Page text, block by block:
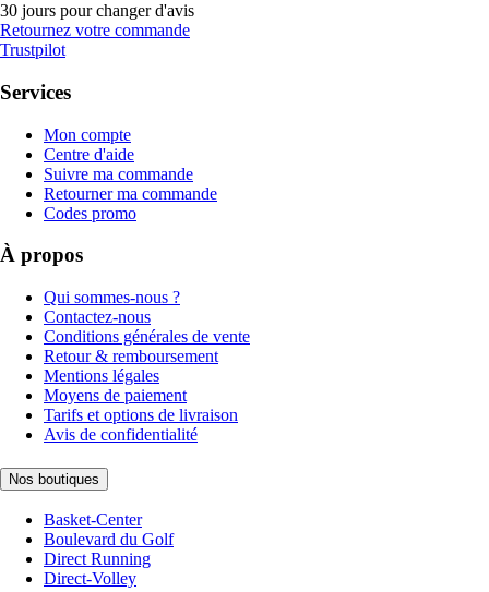
30 jours pour changer d'avis
Retournez votre commande
Trustpilot
Services
Mon compte
Centre d'aide
Suivre ma commande
Retourner ma commande
Codes promo
À propos
Qui sommes-nous ?
Contactez-nous
Conditions générales de vente
Retour & remboursement
Mentions légales
Moyens de paiement
Tarifs et options de livraison
Avis de confidentialité
Nos boutiques
Basket-Center
Boulevard du Golf
Direct Running
Direct-Volley